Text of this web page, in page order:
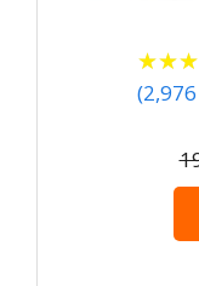
★★★
★★★
(2,976